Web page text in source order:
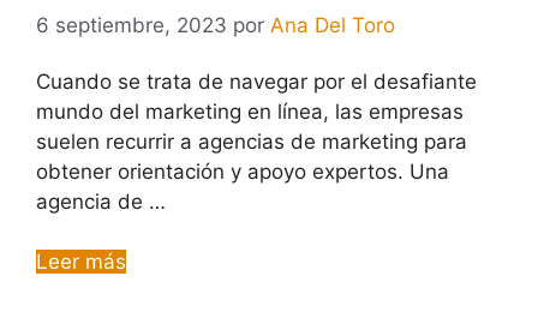
6 septiembre, 2023 por Ana Del Toro
Cuando se trata de navegar por el desafiante
mundo del marketing en línea, las empresas
suelen recurrir a agencias de marketing para
obtener orientación y apoyo expertos. Una
agencia de …
Leer más